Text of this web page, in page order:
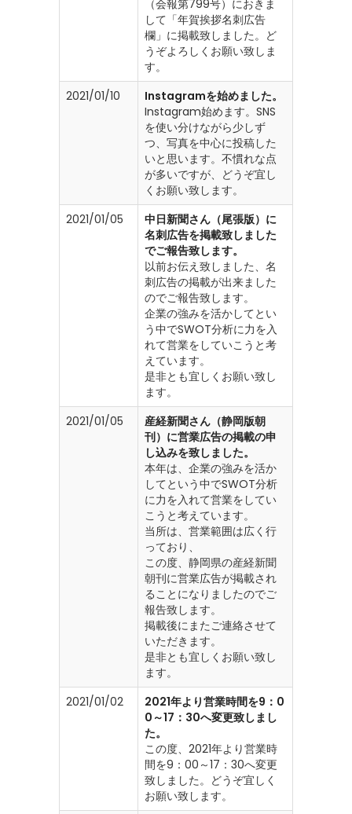
（会報第799号）におきま
して「年賀挨拶名刺広告
欄」に掲載致しました。ど
うぞよろしくお願い致しま
す。
2021/01/10
Instagramを始めました。
Instagram始めます。SNS
を使い分けながら少しず
つ、写真を中心に投稿した
いと思います。不慣れな点
が多いですが、どうぞ宜し
くお願い致します。
2021/01/05
中日新聞さん（尾張版）に
名刺広告を掲載致しました
でご報告致します。
以前お伝え致しました、名
刺広告の掲載が出来ました
のでご報告致します。
企業の強みを活かしてとい
う中でSWOT分析に力を入
れて営業をしていこうと考
えています。
是非とも宜しくお願い致し
ます。
2021/01/05
産経新聞さん（静岡版朝
刊）に営業広告の掲載の申
し込みを致しました。
本年は、企業の強みを活か
してという中でSWOT分析
に力を入れて営業をしてい
こうと考えています。
当所は、営業範囲は広く行
っており、
この度、静岡県の産経新聞
朝刊に営業広告が掲載され
ることになりましたのでご
報告致します。
掲載後にまたご連絡させて
いただきます。
是非とも宜しくお願い致し
ます。
2021/01/02
2021年より営業時間を9：0
0～17：30へ変更致しまし
た。
この度、2021年より営業時
間を9：00～17：30へ変更
致しました。どうぞ宜しく
お願い致します。